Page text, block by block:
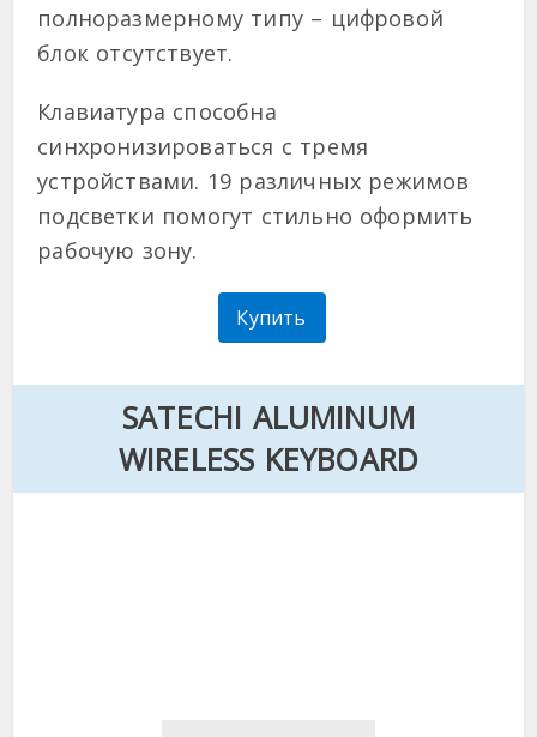
полноразмерному типу – цифровой
блок отсутствует.
Клавиатура способна
синхронизироваться с тремя
устройствами. 19 различных режимов
подсветки помогут стильно оформить
рабочую зону.
Купить
SATECHI ALUMINUM
WIRELESS KEYBOARD